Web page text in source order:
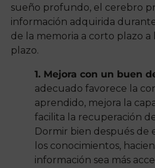
sueño profundo, el cerebro
información adquirida
de la memoria a corto plazo a
plazo.
1. Mejora con un buen
adecuado favorece la
aprendido, mejora la
facilita la recuperación
Dormir bien después de
los conocimientos,
información sea más